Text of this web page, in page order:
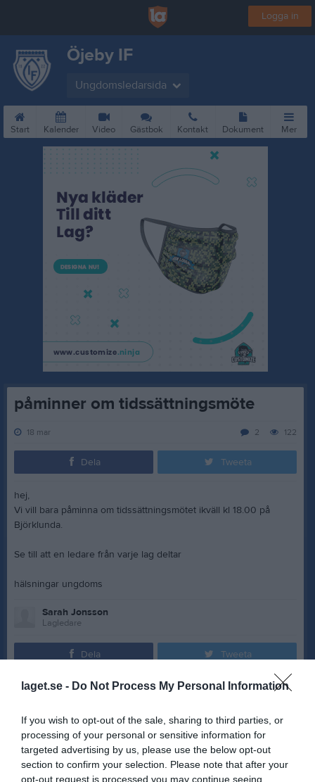
laget.se - Do Not Process My Personal Information
If you wish to opt-out of the sale, sharing to third parties, or
processing of your personal or sensitive information for
targeted advertising by us, please use the below opt-out
section to confirm your selection. Please note that after your
opt-out request is processed you may continue seeing
Logga in
Öjeby IF
Ungdomsledarsida
Start Kalender Video Gästbok Kontakt Dokument Mer
påminner om tidssättningsmöte
18 mar 122
2
Dela Tweeta
hej,
Vi vill bara påminna om tidssättningsmötet ikväll kl 18.00 på
Björklunda.
Se till att en ledare från varje lag deltar
hälsningar ungdoms
Sarah Jonsson
Lagledare
Dela Tweeta
5 aug 3 aug